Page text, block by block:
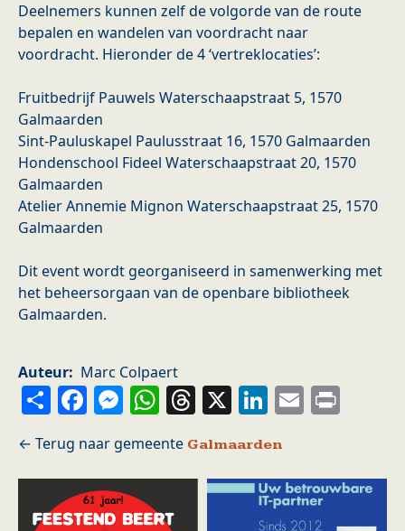
Deelnemers kunnen zelf de volgorde van de route
bepalen en wandelen van voordracht naar
voordracht. Hieronder de 4 ‘vertreklocaties’:
Fruitbedrijf Pauwels Waterschaapstraat 5, 1570
Galmaarden
Sint-Pauluskapel Paulusstraat 16, 1570 Galmaarden
Hondenschool Fideel Waterschaapstraat 20, 1570
Galmaarden
Atelier Annemie Mignon Waterschaapstraat 25, 1570
Galmaarden
Dit event wordt georganiseerd in samenwerking met
het beheersorgaan van de openbare bibliotheek
Galmaarden.
Auteur Marc Colpaert
ShareFacebook
Messenger
WhatsApp
Threads
X LinkedIn
Email
Galmaarden